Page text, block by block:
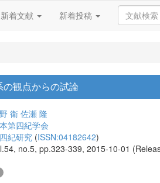
新着文献 新着投稿
観点からの試論
衛 佐瀬 隆
第四紀学会
紀研究 (ISSN:04182642)
no.5, pp.323-339, 2015-10-01